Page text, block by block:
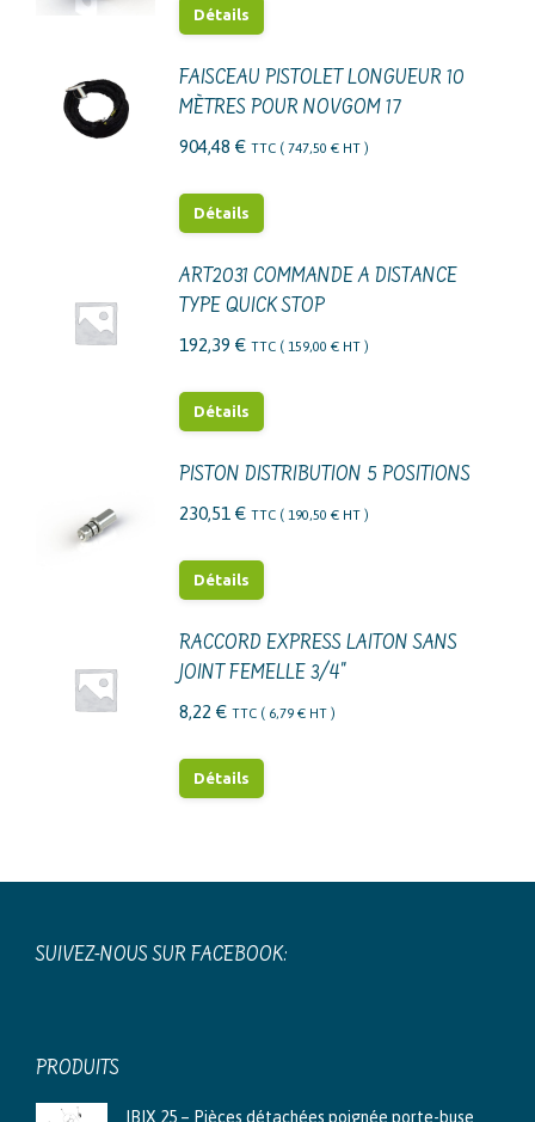
Détails
FAISCEAU PISTOLET LONGUEUR 10
MÈTRES POUR NOVGOM 17
904,48 € TTC ( 747,50 € HT )
Détails
ART2031 COMMANDE A DISTANCE
TYPE QUICK STOP
192,39 € TTC ( 159,00 € HT )
Détails
PISTON DISTRIBUTION 5 POSITIONS
230,51 € TTC ( 190,50 € HT )
Détails
RACCORD EXPRESS LAITON SANS
JOINT FEMELLE 3/4"
8,22 € TTC ( 6,79 € HT )
Détails
SUIVEZ-NOUS SUR FACEBOOK:
PRODUITS
IBIX 25 – Pièces détachées poignée porte-buse